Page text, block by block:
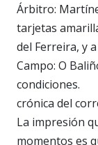
Árbitro:
tarjetas
del Ferreira, y
Campo: O
condiciones.
crónica del
La impresión
momentos es